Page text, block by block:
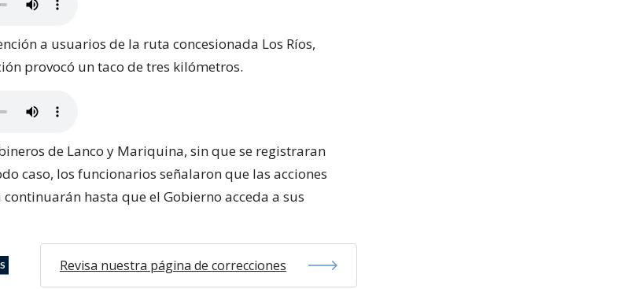
a usuarios de la ruta concesionada Los Ríos,
provocó un taco de tres kilómetros.
de Lanco y Mariquina, sin que se registraran
caso, los funcionarios señalaron que las acciones
hasta que el Gobierno acceda a sus
Revisa nuestra página de correcciones